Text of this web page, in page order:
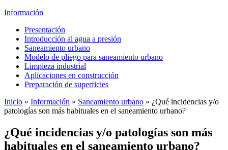
Información
Presentación
Introducción al agua a presión
Saneamiento urbano
Modelo de pliego para saneamiento urbano
Limpieza industrial
Aplicaciones en construcción
Preparación de superficies
Inicio » Información » Saneamiento urbano » ¿Qué incidencias y/o
patologías son más habituales en el saneamiento urbano?
¿Qué incidencias y/o patologías son más
habituales en el saneamiento urbano?